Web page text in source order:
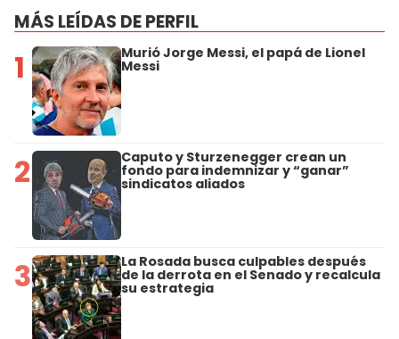
MÁS LEÍDAS DE PERFIL
1 Murió Jorge Messi, el papá de Lionel
Messi
2 Caputo y Sturzenegger crean un
fondo para indemnizar y “ganar”
sindicatos aliados
3 La Rosada busca culpables después
de la derrota en el Senado y recalcula
su estrategia